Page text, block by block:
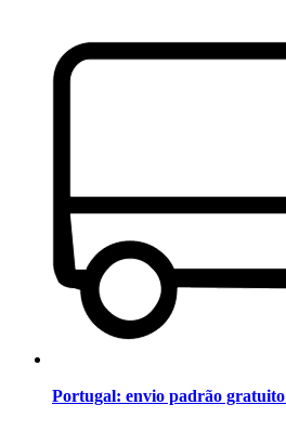
Portugal: envio padrão gratuito